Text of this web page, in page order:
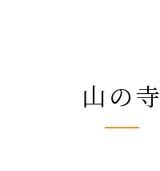
山の寺